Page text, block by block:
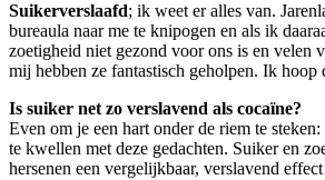
Suikerverslaafd; ik weet er alles van.
bureaula naar me te knipogen en als ik
zoetigheid niet gezond voor ons is en velen
mij hebben ze fantastisch geholpen. Ik hoop
Is suiker net zo verslavend als cocaïne?
Even om je een hart onder de riem te
te kwellen met deze gedachten. Suiker en
hersenen een vergelijkbaar, verslavend